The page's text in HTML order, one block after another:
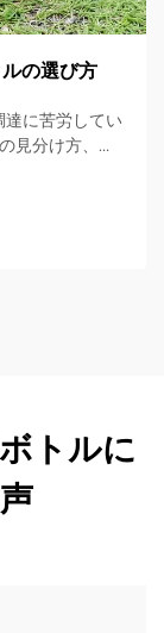
の選び方
に苦労してい
見分け方、シ
さい。今すぐ
トルに